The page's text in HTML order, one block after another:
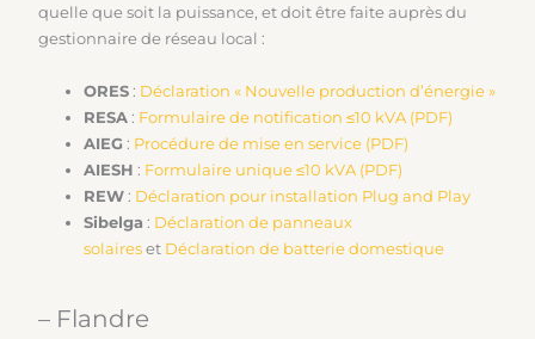
quelle que soit la puissance, et doit être faite auprès du
gestionnaire de réseau local :
ORES : Déclaration « Nouvelle production d’énergie »
RESA : Formulaire de notification ≤10 kVA (PDF)
AIEG : Procédure de mise en service (PDF)
AIESH : Formulaire unique ≤10 kVA (PDF)
REW : Déclaration pour installation Plug and Play
Sibelga : Déclaration de panneaux
solaireset Déclaration de batterie domestique
– Flandre